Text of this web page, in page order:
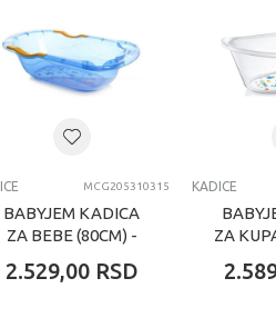
MCG205310315
BABYJEM KADICA
ZA BEBE (80CM) -
2.529,00 RSD
KADICE
ZA